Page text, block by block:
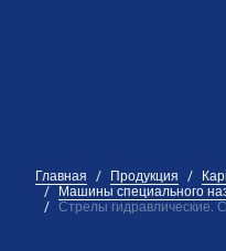
Главная Продукция
Машины специального
Стрелы